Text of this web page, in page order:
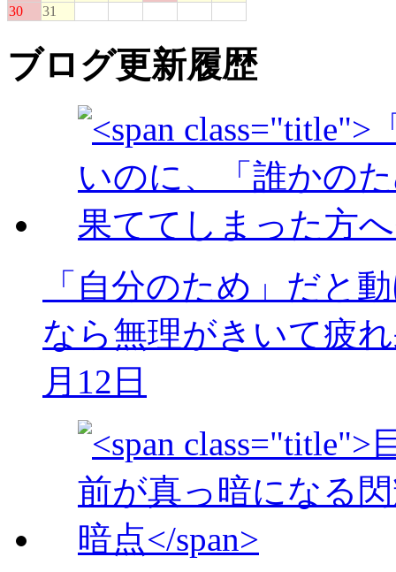
ブログ更新履歴
「自分のため」だと
なら無理がきいて疲
月12日